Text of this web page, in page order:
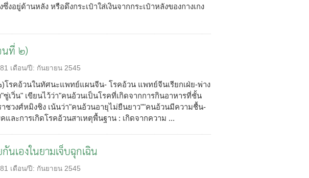
งอยู่ด้านหลัง หรือดึงกระเป๋าใส่เงินจากกระเป๋าหลังของกางเกง
นที่ ๒)
เดือน/ปี: กันยายน 2545
โรคอ้วนในทัศนะแพทย์แผนจีน- โรคอ้วน แพทย์จีนเรียกเฝ่ย-พ่าง
ซู่เวิ่น" เขียนไว้ว่า"คนอ้วนเป็นโรคที่เกิดจากการกินอาหารที่ชั้น
ชวงศ์หมิงชิง เน้นว่า"คนอ้วนอายุไม่ยืนยาว""คนอ้วนมีความชื้น-
และการเกิดโรคอ้วนสาเหตุพื้นฐาน : เกิดจากความ ...
นเองในยามเจ็บฉุกเฉิน
เดือน/ปี: กันยายน 2545